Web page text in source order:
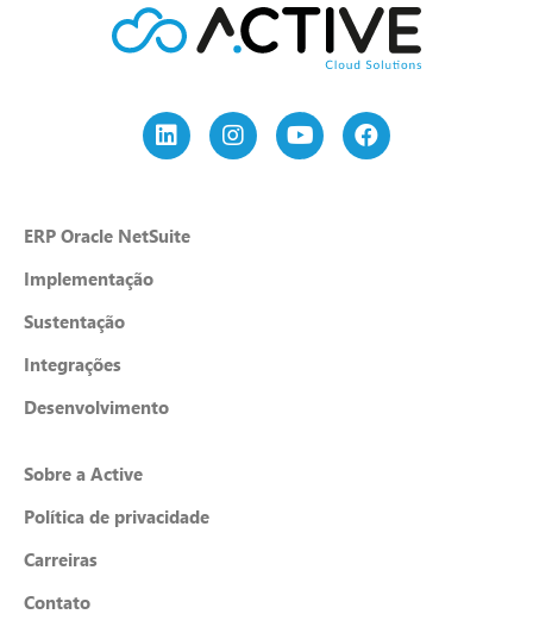
ERP Oracle NetSuite
Implementação
Sustentação
Integrações
Desenvolvimento
Sobre a Active
Política de privacidade
Carreiras
Contato